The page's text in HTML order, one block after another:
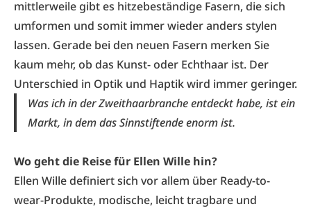
mittlerweile gibt es hitzebeständige Fasern, die sich
umformen und somit immer wieder anders stylen
lassen. Gerade bei den neuen Fasern merken Sie
kaum mehr, ob das Kunst- oder Echthaar ist. Der
Unterschied in Optik und Haptik wird immer geringer.
Was ich in der Zweithaarbranche entdeckt habe, ist ein
Markt, in dem das Sinnstiftende enorm ist.
Wo geht die Reise für Ellen Wille hin?
Ellen Wille definiert sich vor allem über Ready-to-
wear-Produkte, modische, leicht tragbare und